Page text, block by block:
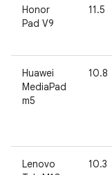
Honor
Pad V9
11.5
Huawei
MediaPad
m5
10.8
Lenovo
10.3